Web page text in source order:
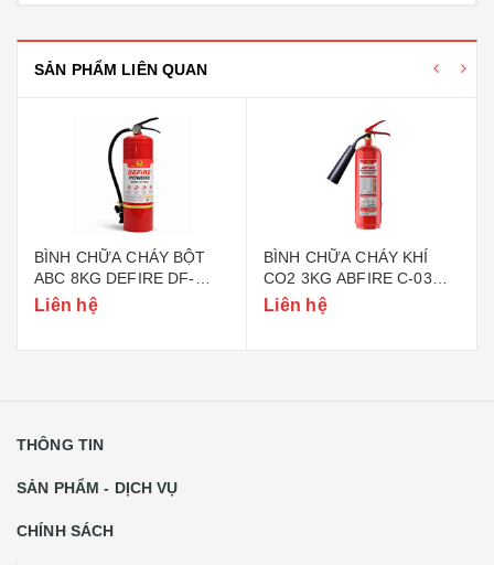
SẢN PHẨM LIÊN QUAN
BÌNH CHỮA CHÁY BỘT
ABC 8KG DEFIRE DF-
ABC8 (BỘ CÔNG AN)
Liên hệ
BÌNH CHỮA CHÁY KHÍ
CO2 3KG ABFIRE C-03
(TEM BỘ CÔNG AN)
Liên hệ
THÔNG TIN
SẢN PHẨM - DỊCH VỤ
CHÍNH SÁCH